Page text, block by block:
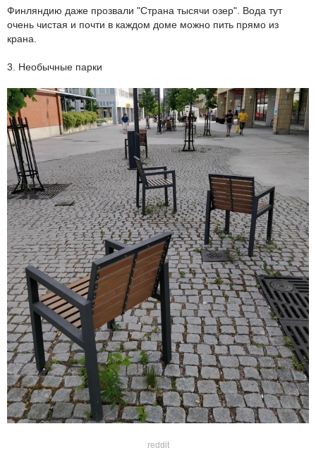
Финляндию даже прозвали "Страна тысячи озер". Вода тут
очень чистая и почти в каждом доме можно пить прямо из
крана.
3. Необычные парки
reddit